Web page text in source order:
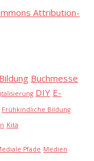
Attribution-
Bildung Buchmesse
DIY E-
Frühkindliche Bildung
Kita
Pfade Medien